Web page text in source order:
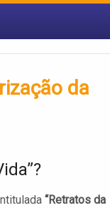
da
“Retratos da